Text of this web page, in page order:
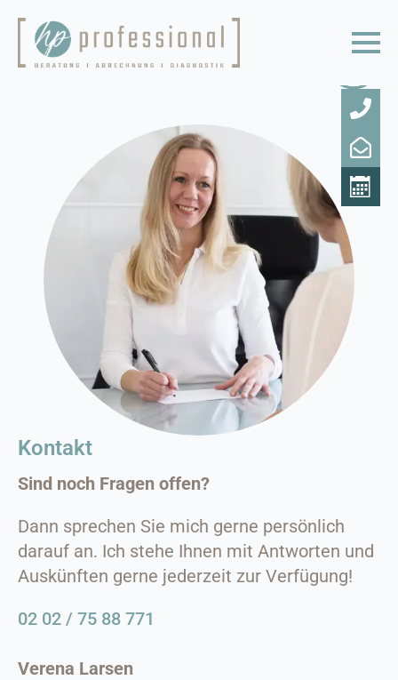
Kontakt
Sind noch Fragen offen?
Dann sprechen Sie mich gerne persönlich
darauf an. Ich stehe Ihnen mit Antworten und
Auskünften gerne jederzeit zur Verfügung!
02 02 / 75 88 771
Verena Larsen